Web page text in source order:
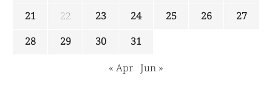
21
22 23 24 25 26
27
28
29 30
31
« Apr Jun »